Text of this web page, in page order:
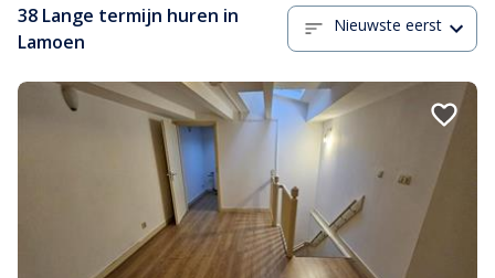
38 Lange termijn huren in
Lamoen
Nieuwste eerst